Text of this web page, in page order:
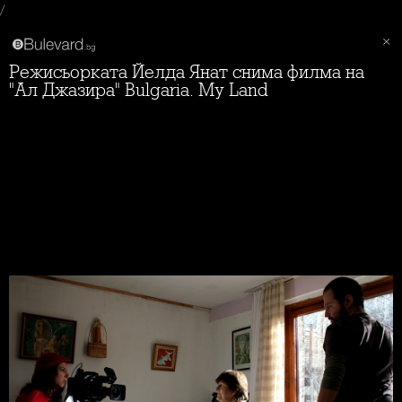
/
Режисьорката Йелда Янат снима филма на
"Ал Джазира" Bulgaria. My Land